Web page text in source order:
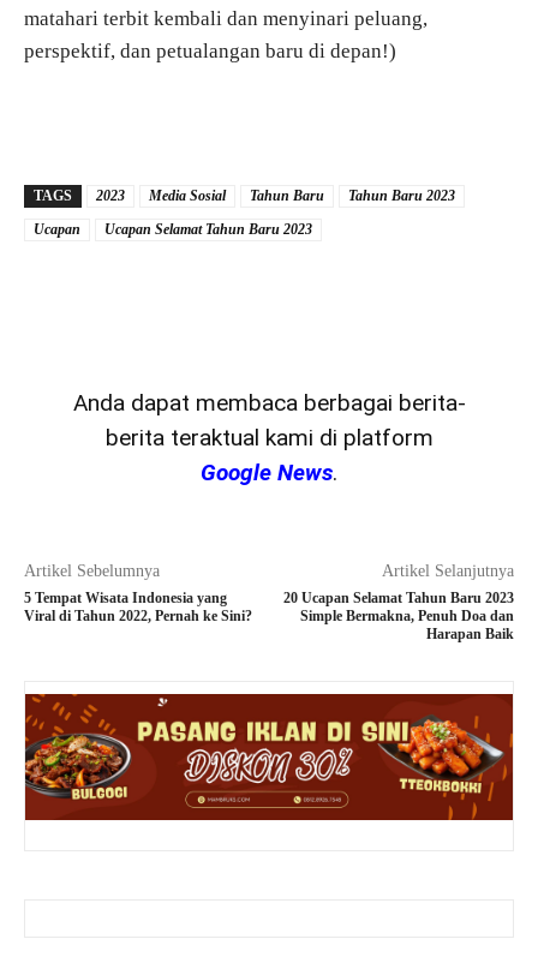
matahari terbit kembali dan menyinari peluang,
perspektif, dan petualangan baru di depan!)
TAGS 2023 Media Sosial Tahun Baru
Tahun Baru 2023
Ucapan
Ucapan Selamat Tahun Baru 2023
Anda dapat membaca berbagai berita-
berita teraktual kami di platform
Google News.
Artikel Sebelumnya
5 Tempat Wisata Indonesia yang
Viral di Tahun 2022, Pernah ke Sini?
Artikel Selanjutnya
20 Ucapan Selamat Tahun Baru 2023
Simple Bermakna, Penuh Doa dan
Harapan Baik